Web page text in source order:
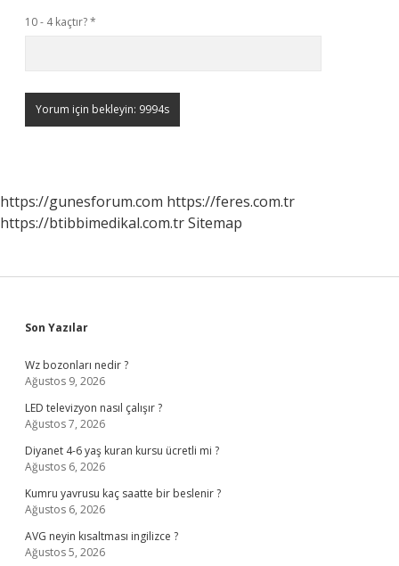
10 - 4 kaçtır?*
https://gunesforum.com https://feres.com.tr
https://btibbimedikal.com.trSitemap
Sidebar
Son Yazılar
Wz bozonları nedir ?
Ağustos 9, 2026
LED televizyon nasıl çalışır ?
Ağustos 7, 2026
Diyanet 4-6 yaş kuran kursu ücretli mi ?
Ağustos 6, 2026
Kumru yavrusu kaç saatte bir beslenir ?
Ağustos 6, 2026
AVG neyin kısaltması ingilizce ?
Ağustos 5, 2026